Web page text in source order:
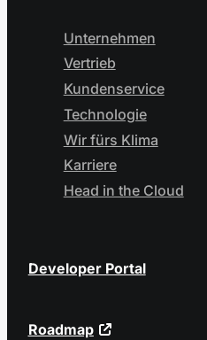
Unternehmen
Vertrieb
Kundenservice
Technologie
Wir fürs Klima
Karriere
Head in the Cloud
Developer Portal
Roadmap